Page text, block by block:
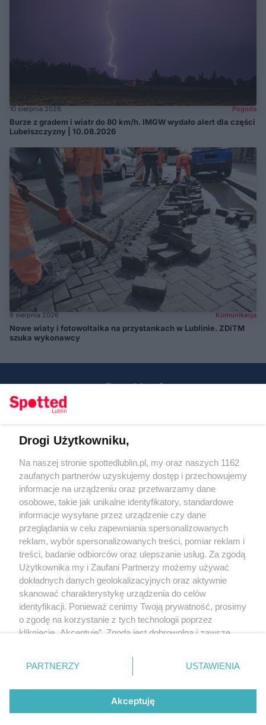
10 sierpnia 2026 Pogoda
Burze z gradem i wiatr do 80 km/h. IMGW wydało alert dla części
Lubelszczyzny | 10.08.2026
9 sierpnia 2026 Komunikacja
Nowe wiaty i fotowoltaika na przystankach w Lublinie. ZDiTM
szuka wykonawcy
KATEGORIE
OGŁOSZENIA
WYDARZENIA
NA SKRÓTY
Regulamin
Polityka prywatności
RODO
Warunki korzystania z treści
Drogi Użytkowniku,
Na naszej stronie spottedlublin.pl, my oraz naszych 1162
zaufanych partnerów uzyskujemy dostęp i przechowujemy
informacje na urządzeniu oraz przetwarzamy dane
osobowe, takie jak unikalne identyfikatory, standardowe
informacje wysyłane przez urządzenie czy dane
przeglądania w celu zapewniania spersonalizowanych
reklam, wybór spersonalizowanych treści, pomiar reklam i
treści, badanie odbiorców oraz ulepszanie usług. Za zgodą
Użytkownika my i Zaufani Partnerzy możemy używać
dokładnych danych geolokalizacyjnych oraz aktywnie
skanować charakterystykę urządzenia do celów
identyfikacji. Ponieważ cenimy Twoją prywatność, prosimy
o zgodę na korzystanie z tych technologii poprzez
kliknięcie „Akceptuję”. Zgoda jest dobrowolna i zawsze
prywatności znajdujący się w lewym dolnym rogu strony
. Niektóre rodzaje przetwarzania danych nie wymagają
zgody użytkownika, ale masz prawo sprzeciwić się
takiemu przetwarzaniu. Preferencje będą miały
zastosowania tylko na tej witrynie.
PARTNERZY USTAWIENIA
Akceptuję